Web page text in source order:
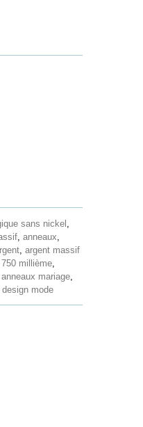
sans nickel ,
, anneaux,
, argent massif
750 millième,
anneaux mariage,
design mode